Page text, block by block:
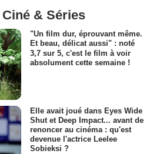
& Séries
"Un film dur, éprouvant même.
Et beau, délicat aussi" : noté
3,7 sur 5, c'est le film à voir
absolument cette semaine !
Elle avait joué dans Eyes Wide
Shut et Deep Impact... avant de
renoncer au cinéma : qu'est
devenue l'actrice Leelee
Sobieksi ?